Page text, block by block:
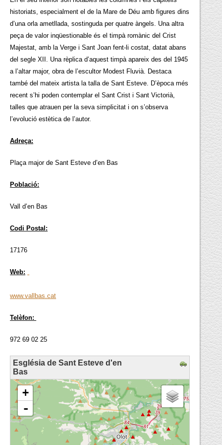
historiats, especialment el de la Mare de Déu amb figures dins
d’una orla ametllada, sostinguda per quatre àngels. Una altra
peça de valor inqüestionable és el timpà romànic del Crist
Majestat, amb la Verge i Sant Joan fent-li costat, datat abans
del segle XII. Una rèplica d’aquest timpà apareix des del 1945
a l’altar major, obra de l’escultor Modest Fluvià. Destaca
també del mateix artista la talla de Sant Esteve. D’època més
recent s’hi poden contemplar el Sant Crist i Sant Victorià,
talles que atrauen per la seva simplicitat i on s’observa
l’evolució estètica de l’autor.
Adreça:
Plaça major de Sant Esteve d’en Bas
Població:
Vall d’en Bas
Codi Postal:
17176
Web:
www.vallbas.cat
Telèfon:
972 69 02 25
Església de Sant Esteve d'en
Bas
loading map - please wait...
+
-